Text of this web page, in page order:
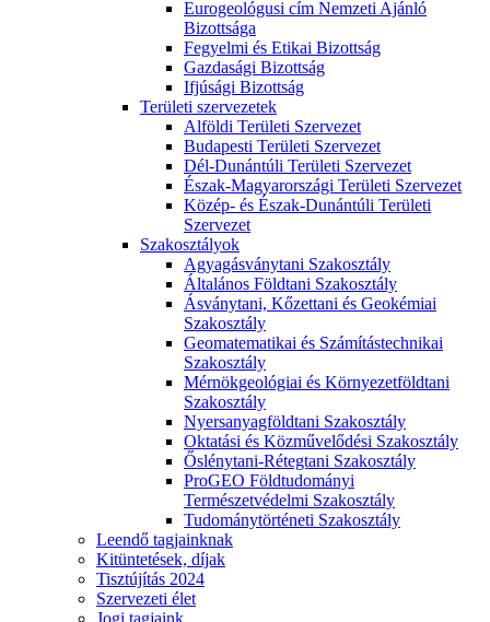
Eurogeológusi cím Nemzeti Ajánló
Bizottsága
Fegyelmi és Etikai Bizottság
Gazdasági Bizottság
Ifjúsági Bizottság
Területi szervezetek
Alföldi Területi Szervezet
Budapesti Területi Szervezet
Dél-Dunántúli Területi Szervezet
Észak-Magyarországi Területi Szervezet
Közép- és Észak-Dunántúli Területi
Szervezet
Szakosztályok
Agyagásványtani Szakosztály
Általános Földtani Szakosztály
Ásványtani, Kőzettani és Geokémiai
Szakosztály
Geomatematikai és Számítástechnikai
Szakosztály
Mérnökgeológiai és Környezetföldtani
Szakosztály
Nyersanyagföldtani Szakosztály
Oktatási és Közművelődési Szakosztály
Őslénytani-Rétegtani Szakosztály
ProGEO Földtudományi
Természetvédelmi Szakosztály
Tudománytörténeti Szakosztály
Leendő tagjainknak
Kitüntetések, díjak
Tisztújítás 2024
Szervezeti élet
Jogi tagjaink